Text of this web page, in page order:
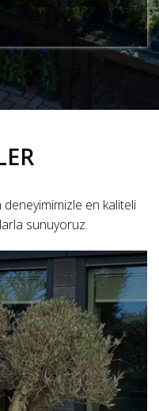
deneyimimizle en kaliteli
sunuyoruz.